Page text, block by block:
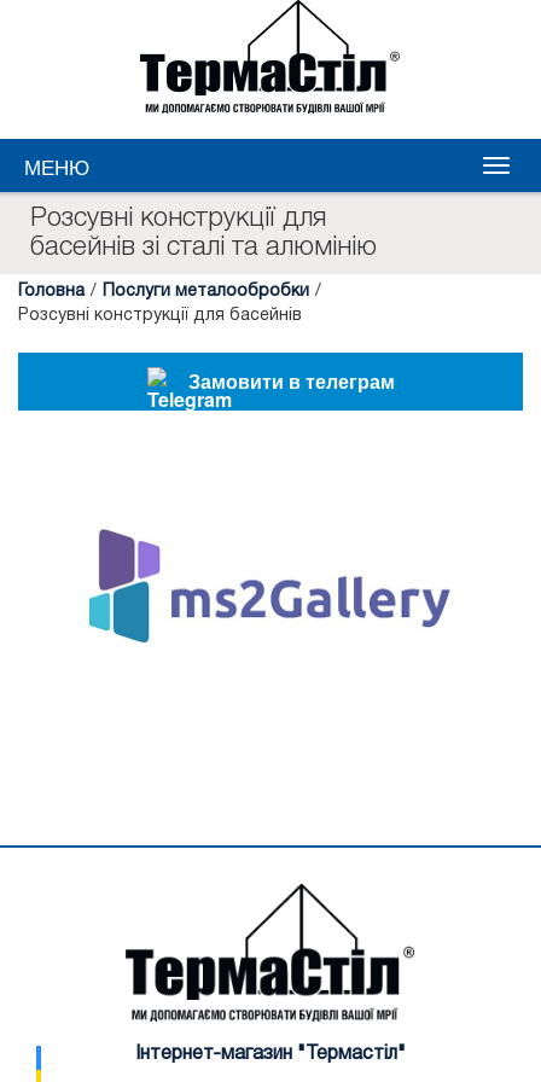
МЕНЮ
Розсувні конструкції для
басейнів зі сталі та алюмінію
Головна / Послуги металообробки /
Розсувні конструкції для басейнів
Замовити в телеграм
Інтернет-магазин "Термастіл"